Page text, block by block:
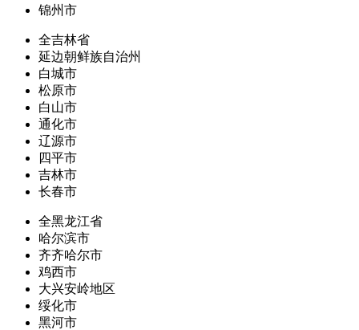
锦州市
全吉林省
延边朝鲜族自治州
白城市
松原市
白山市
通化市
辽源市
四平市
吉林市
长春市
全黑龙江省
哈尔滨市
齐齐哈尔市
鸡西市
大兴安岭地区
绥化市
黑河市